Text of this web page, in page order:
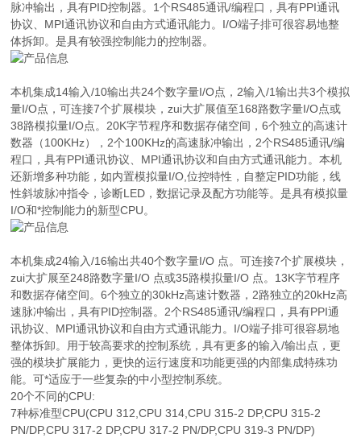
脉冲输出，具有PID控制器。1个RS485通讯/编程口，具有PPI通讯
协议、MPI通讯协议和自由方式通讯能力。I/O端子排可很容易地整
体拆卸。是具有较强控制能力的控制器。
本机集成14输入/10输出共24个数字量I/O点，2输入/1输出共3个模拟
量I/O点，可连接7个扩展模块，zui大扩展值至168路数字量I/O点或
38路模拟量I/O点。20K字节程序和数据存储空间，6个独立的高速计
数器（100KHz），2个100KHz的高速脉冲输出，2个RS485通讯/编
程口，具有PPI通讯协议、MPI通讯协议和自由方式通讯能力。本机
还新增多种功能，如内置模拟量I/O,位控特性，自整定PID功能，线
性斜坡脉冲指令，诊断LED，数据记录及配方功能等。是具有模拟量
I/O和*控制能力的新型CPU。
本机集成24输入/16输出共40个数字量I/O 点。可连接7个扩展模块，
zui大扩展至248路数字量I/O 点或35路模拟量I/O 点。13K字节程序
和数据存储空间。6个独立的30kHz高速计数器，2路独立的20kHz高
速脉冲输出，具有PID控制器。2个RS485通讯/编程口，具有PPI通
讯协议、MPI通讯协议和自由方式通讯能力。I/O端子排可很容易地
整体拆卸。用于较高要求的控制系统，具有更多的输入/输出点，更
强的模块扩展能力，更快的运行速度和功能更强的内部集成特殊功
能。可*适应于一些复杂的中小型控制系统。
20个不同的CPU:
7种标准型CPU(CPU 312,CPU 314,CPU 315-2 DP,CPU 315-2
PN/DP,CPU 317-2 DP,CPU 317-2 PN/DP,CPU 319-3 PN/DP)